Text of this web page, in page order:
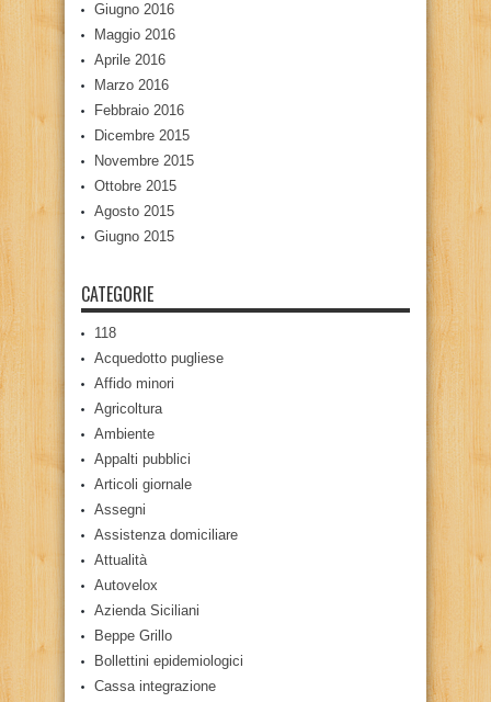
Giugno 2016
Maggio 2016
Aprile 2016
Marzo 2016
Febbraio 2016
Dicembre 2015
Novembre 2015
Ottobre 2015
Agosto 2015
Giugno 2015
CATEGORIE
118
Acquedotto pugliese
Affido minori
Agricoltura
Ambiente
Appalti pubblici
Articoli giornale
Assegni
Assistenza domiciliare
Attualità
Autovelox
Azienda Siciliani
Beppe Grillo
Bollettini epidemiologici
Cassa integrazione